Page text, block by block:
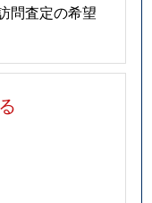
問査定の希望